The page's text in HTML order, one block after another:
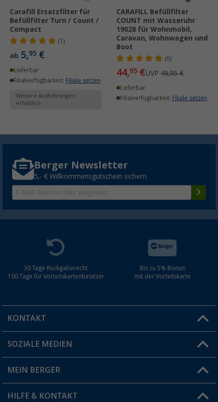
Carafill Ersatzfilter für
Befüllfilter Turn / Count /
Compact
(1)
ab 5,95 €
Lieferbar
Filialverfügbarkeit: Filiale setzen
Weitere Ausführungen
erhältlich
CARAFILL Befüllfilter
COUNT mit Wasseruhr
19028 für Wohnmobil,
Caravan, Wohnwagen und
Boot
(6)
44,95 €UVP 49,95 €
Lieferbar
Filialverfügbarkeit: Filiale setzen
Berger Newsletter
5,- € Willkommensgutschein sichern
30 Tage Rückgaberecht
100 Tage für Vorteilskartenbesitzer
Bis zu 5% Bonus
mit der Vorteilskarte
KONTAKT
Du hast eine Frage?
Filiale finden
SOZIALE MEDIEN
MEIN BERGER
Vorteilskarte
HILFE & KONTAKT